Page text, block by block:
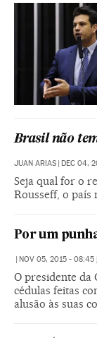
Brasil não
JUAN ARIAS | DEC 04,
Seja qual for o
Rousseff, o país
Por um
| NOV 05, 2015 - 08:45
O presidente da
cédulas feitas
alusão às suas